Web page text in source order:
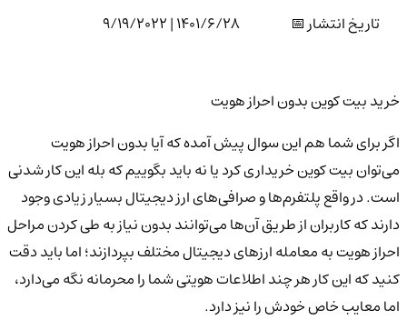
تاریخ انتشار 📅 1401/6/28 | 9/19/2022
خرید بیت کوین بدون احراز هویت
اگر برای شما هم این سوال پیش آمده که آیا بدون احراز هویت
می‌توان بیت کوین خریداری کرد یا نه باید بگوییم که بله این کار شدنی
است. در واقع پلتفرم‌ها و صرافی‌های ارز دیجیتال بسیار زیادی وجود
دارند که کاربران از طریق آن‌ها می‌توانند بدون نیاز به طی کردن مراحل
احراز هویت به معامله ارزهای دیجیتال مختلف بپردازند؛ اما باید دقت
کنید که این کار هر چند اطلاعات هویتی شما را محرمانه نگه می‌دارد،
اما معایب خاص خودش را نیز دارد.